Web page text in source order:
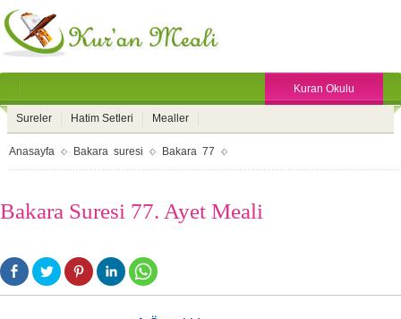
Kuran Okulu
Sureler Hatim Setleri Mealler
Anasayfa Bakara suresi Bakara 77
Bakara Suresi 77. Ayet Meali